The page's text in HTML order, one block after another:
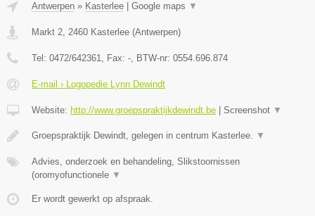
Antwerpen » Kasterlee Google maps ▼
Markt 2, 2460 Kasterlee (Antwerpen)
Tel: 0472/642361, Fax: -, BTW-nr: 0554.696.874
E-mail › Logopedie Lynn Dewindt
Website: http://www.groepspraktijkdewindt.be Screenshot ▼
Groepspraktijk Dewindt, gelegen in centrum Kasterlee. ▼
Advies, onderzoek en behandeling, Slikstoornissen
(oromyofunctionele ▼
Er wordt gewerkt op afspraak.